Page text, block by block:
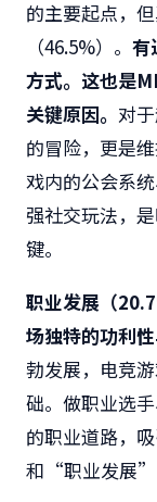
的主要起点，
（46.5%）。 有
方式。这也是
关键原因。 对
的冒险，更是
戏内的公会系
强社交玩法，
键。
职业发展（
场独特的功利性
勃发展，电竞
础。做职业选
的职业道路，
和“职业发展”